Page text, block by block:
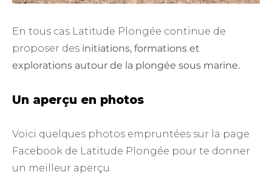
En tous cas Latitude Plongée continue de
proposer des initiations, formations et
explorations autour de la plongée sous marine.
Un aperçu en photos
Voici quelques photos empruntées sur la page
Facebook de Latitude Plongée pour te donner
un meilleur aperçu.